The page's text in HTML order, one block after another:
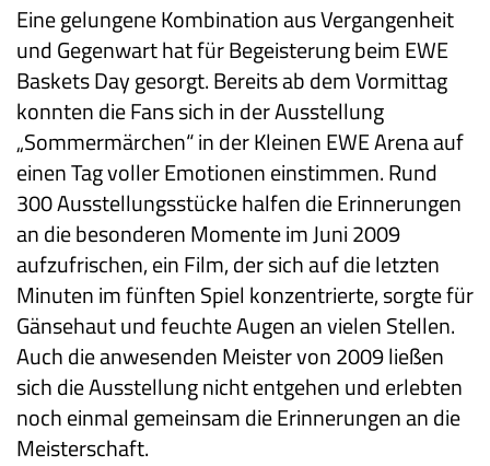
Eine gelungene Kombination aus Vergangenheit
und Gegenwart hat für Begeisterung beim EWE
Baskets Day gesorgt. Bereits ab dem Vormittag
konnten die Fans sich in der Ausstellung
„Sommermärchen“ in der Kleinen EWE Arena auf
einen Tag voller Emotionen einstimmen. Rund
300 Ausstellungsstücke halfen die Erinnerungen
an die besonderen Momente im Juni 2009
aufzufrischen, ein Film, der sich auf die letzten
Minuten im fünften Spiel konzentrierte, sorgte für
Gänsehaut und feuchte Augen an vielen Stellen.
Auch die anwesenden Meister von 2009 ließen
sich die Ausstellung nicht entgehen und erlebten
noch einmal gemeinsam die Erinnerungen an die
Meisterschaft.